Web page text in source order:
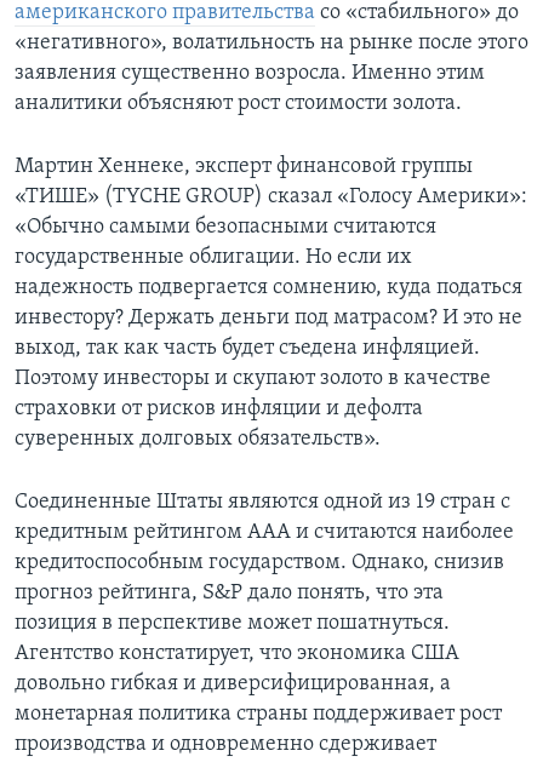
американского правительства со «стабильного» до
«негативного», волатильность на рынке после этого
заявления существенно возросла. Именно этим
аналитики объясняют рост стоимости золота.
Мартин Хеннеке, эксперт финансовой группы
«ТИШЕ» (TYCHE GROUP) сказал «Голосу Америки»:
«Обычно самыми безопасными считаются
государственные облигации. Но если их
надежность подвергается сомнению, куда податься
инвестору? Держать деньги под матрасом? И это не
выход, так как часть будет съедена инфляцией.
Поэтому инвесторы и скупают золото в качестве
страховки от рисков инфляции и дефолта
суверенных долговых обязательств».
Соединенные Штаты являются одной из 19 стран с
кредитным рейтингом ААА и считаются наиболее
кредитоспособным государством. Однако, снизив
прогноз рейтинга, S&P дало понять, что эта
позиция в перспективе может пошатнуться.
Агентство констатирует, что экономика США
довольно гибкая и диверсифицированная, а
монетарная политика страны поддерживает рост
производства и одновременно сдерживает